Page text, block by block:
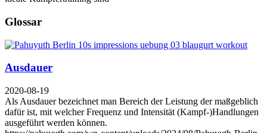
Glossar
Ausdauer
2020-08-19
Als Ausdauer bezeichnet man Bereich der Leistung der maßgeblich
dafür ist, mit welcher Frequenz und Intensität (Kampf-)Handlungen
ausgeführt werden können.